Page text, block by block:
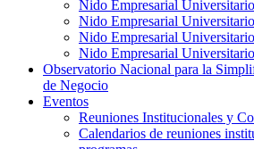
Nido Empresarial
Nido Empresarial
Nido Empresarial
Nido Empresarial
Observatorio Nacional para la
de Negocio
Eventos
Reuniones Institucionales y
Calendarios de reuniones